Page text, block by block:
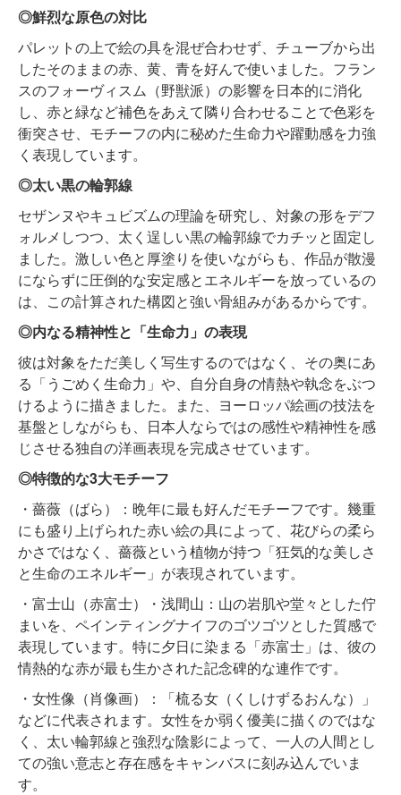
◎鮮烈な原色の対比
パレットの上で絵の具を混ぜ合わせず、チューブから出
したそのままの赤、黄、青を好んで使いました。フラン
スのフォーヴィスム（野獣派）の影響を日本的に消化
し、赤と緑など補色をあえて隣り合わせることで色彩を
衝突させ、モチーフの内に秘めた生命力や躍動感を力強
く表現しています。
◎太い黒の輪郭線
セザンヌやキュビズムの理論を研究し、対象の形をデフ
ォルメしつつ、太く逞しい黒の輪郭線でカチッと固定し
ました。激しい色と厚塗りを使いながらも、作品が散漫
にならずに圧倒的な安定感とエネルギーを放っているの
は、この計算された構図と強い骨組みがあるからです。
◎内なる精神性と「生命力」の表現
彼は対象をただ美しく写生するのではなく、その奥にあ
る「うごめく生命力」や、自分自身の情熱や執念をぶつ
けるように描きました。また、ヨーロッパ絵画の技法を
基盤としながらも、日本人ならではの感性や精神性を感
じさせる独自の洋画表現を完成させています。
◎特徴的な3大モチーフ
・薔薇（ばら）：晩年に最も好んだモチーフです。幾重
にも盛り上げられた赤い絵の具によって、花びらの柔ら
かさではなく、薔薇という植物が持つ「狂気的な美しさ
と生命のエネルギー」が表現されています。
・富士山（赤富士）・浅間山：山の岩肌や堂々とした佇
まいを、ペインティングナイフのゴツゴツとした質感で
表現しています。特に夕日に染まる「赤富士」は、彼の
情熱的な赤が最も生かされた記念碑的な連作です。
・女性像（肖像画）：「梳る女（くしけずるおんな）」
などに代表されます。女性をか弱く優美に描くのではな
く、太い輪郭線と強烈な陰影によって、一人の人間とし
ての強い意志と存在感をキャンバスに刻み込んでいま
す。